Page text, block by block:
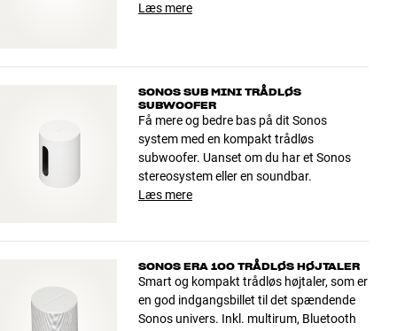
Læs mere
SONOS SUB MINI TRÅDLØS
SUBWOOFER
Få mere og bedre bas på dit Sonos
system med en kompakt trådløs
subwoofer. Uanset om du har et Sonos
stereosystem eller en soundbar.
Læs mere
SONOS ERA 100 TRÅDLØS HØJTALER
Smart og kompakt trådløs højtaler, som er
en god indgangsbillet til det spændende
Sonos univers. Inkl. multirum, Bluetooth